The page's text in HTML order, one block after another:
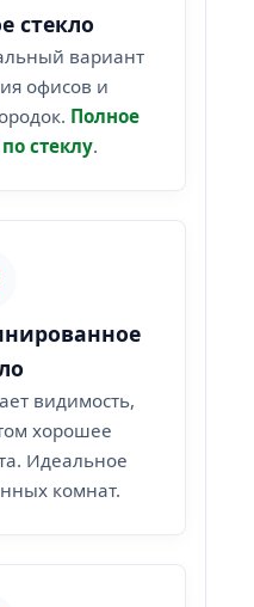
стекло
вариант
офисов и
Полное
стеклу.
видимость,
хорошее
Идеальное
комнат.